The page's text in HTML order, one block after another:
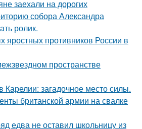
заехали на дорогих
собора Александра
ролик.
яростных противников России в
пространстве
Карелии: загадочное место силы.
британской армии на свалке
едва не оставил школьницу из